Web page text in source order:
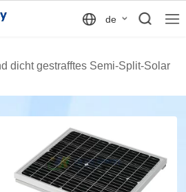
de
dicht gestrafftes Semi-Split-Solar